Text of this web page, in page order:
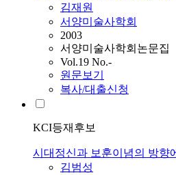
김재원
서양미술사학회
2003
서양미술사학회논문집
Vol.19 No.-
원문보기
복사/대출신청
KCI등재후보
시대정신과 보훈이념의 방향
김범성